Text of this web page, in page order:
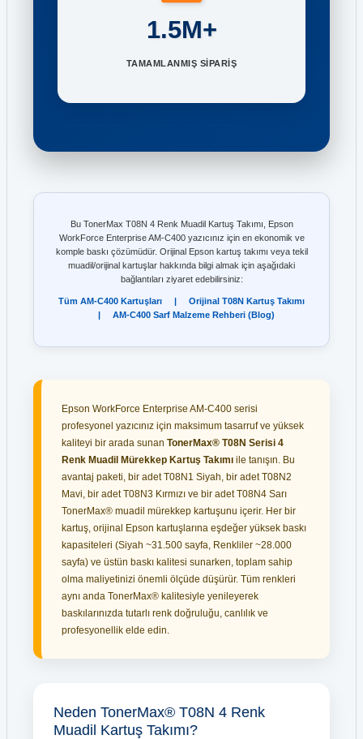
1.5M+
TAMAMLANMIŞ SİPARİŞ
Bu TonerMax T08N 4 Renk Muadil Kartuş Takımı, Epson
WorkForce Enterprise AM-C400 yazıcınız için en ekonomik ve
komple baskı çözümüdür. Orijinal Epson kartuş takımı veya tekil
muadil/orijinal kartuşlar hakkında bilgi almak için aşağıdaki
bağlantıları ziyaret edebilirsiniz:
Tüm AM-C400 Kartuşları |
Orijinal T08N Kartuş Takımı
|
AM-C400 Sarf Malzeme Rehberi (Blog)
Epson WorkForce Enterprise AM-C400 serisi
profesyonel yazıcınız için maksimum tasarruf ve yüksek
kaliteyi bir arada sunan TonerMax® T08N Serisi 4
Renk Muadil Mürekkep Kartuş Takımı ile tanışın. Bu
avantaj paketi, bir adet T08N1 Siyah, bir adet T08N2
Mavi, bir adet T08N3 Kırmızı ve bir adet T08N4 Sarı
TonerMax® muadil mürekkep kartuşunu içerir. Her bir
kartuş, orijinal Epson kartuşlarına eşdeğer yüksek baskı
kapasiteleri (Siyah ~31.500 sayfa, Renkliler ~28.000
sayfa) ve üstün baskı kalitesi sunarken, toplam sahip
olma maliyetinizi önemli ölçüde düşürür. Tüm renkleri
aynı anda TonerMax® kalitesiyle yenileyerek
baskılarınızda tutarlı renk doğruluğu, canlılık ve
profesyonellik elde edin.
Neden TonerMax® T08N 4 Renk
Muadil Kartuş Takımı?